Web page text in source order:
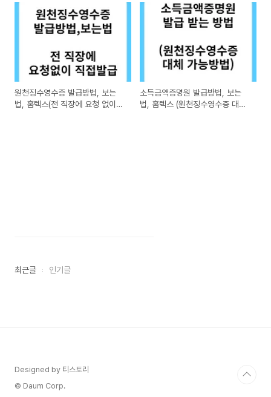
원천징수영수증 발급방법, 보는
법, 홈텍스(전 직장에 요청 없이
소득금액증명원 발급방법, 보는
법, 홈텍스 (원천징수영수증 대신
최근글 인기글
Designed by 티스토리
© Daum Corp.